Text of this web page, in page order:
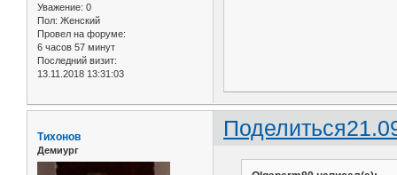
Уважение: 0
Пол: Женский
Провел на форуме:
6 часов 57 минут
Последний визит:
13.11.2018 13:31:03
Поделиться
Тихонов
Демиург